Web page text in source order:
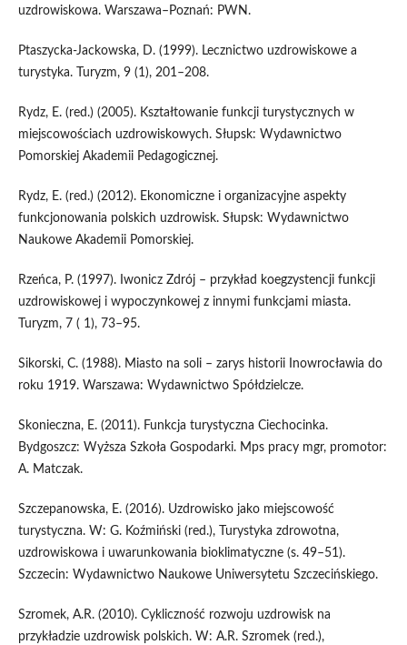
uzdrowiskowa. Warszawa–Poznań: PWN.
Ptaszycka-Jackowska, D. (1999). Lecznictwo uzdrowiskowe a
turystyka. Turyzm, 9 (1), 201–208.
Rydz, E. (red.) (2005). Kształtowanie funkcji turystycznych w
miejscowościach uzdrowiskowych. Słupsk: Wydawnictwo
Pomorskiej Akademii Pedagogicznej.
Rydz, E. (red.) (2012). Ekonomiczne i organizacyjne aspekty
funkcjonowania polskich uzdrowisk. Słupsk: Wydawnictwo
Naukowe Akademii Pomorskiej.
Rzeńca, P. (1997). Iwonicz Zdrój – przykład koegzystencji funkcji
uzdrowiskowej i wypoczynkowej z innymi funkcjami miasta.
Turyzm, 7 ( 1), 73–95.
Sikorski, C. (1988). Miasto na soli – zarys historii Inowrocławia do
roku 1919. Warszawa: Wydawnictwo Spółdzielcze.
Skonieczna, E. (2011). Funkcja turystyczna Ciechocinka.
Bydgoszcz: Wyższa Szkoła Gospodarki. Mps pracy mgr, promotor:
A. Matczak.
Szczepanowska, E. (2016). Uzdrowisko jako miejscowość
turystyczna. W: G. Koźmiński (red.), Turystyka zdrowotna,
uzdrowiskowa i uwarunkowania bioklimatyczne (s. 49–51).
Szczecin: Wydawnictwo Naukowe Uniwersytetu Szczecińskiego.
Szromek, A.R. (2010). Cykliczność rozwoju uzdrowisk na
przykładzie uzdrowisk polskich. W: A.R. Szromek (red.),